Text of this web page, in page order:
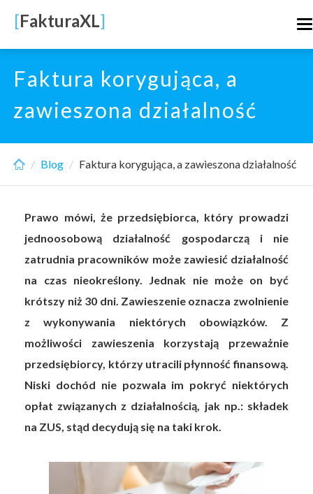
main
content
[FakturaXL]
Faktura korygująca, a
zawieszona działalność
Blog Faktura korygująca, a zawieszona działalność
Prawo mówi, że przedsiębiorca, który prowadzi
jednoosobową działalność gospodarczą i nie
zatrudnia pracowników może zawiesić działalność
na czas nieokreślony. Jednak nie może on być
krótszy niż 30 dni. Zawieszenie oznacza zwolnienie
z wykonywania niektórych obowiązków. Z
możliwości zawieszenia korzystają przeważnie
przedsiębiorcy, którzy utracili płynność finansową.
Niski dochód nie pozwala im pokryć niektórych
opłat związanych z działalnością, jak np.: składek
na ZUS, stąd decydują się na taki krok.